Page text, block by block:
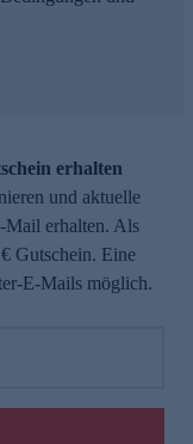
erhalten
und aktuelle
Mail erhalten. Als
Gutschein. Eine
E-Mails möglich.